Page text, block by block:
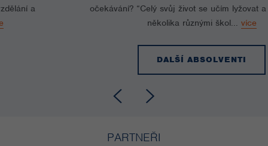
očekávání? “Celý svůj život se učím lyžovat a prošel jsem
několika různými škol...více
DALŠÍ ABSOLVENTI
PARTNEŘI